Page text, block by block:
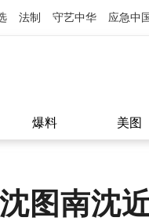
法制 守艺中华 应急中
爆料 美图
图南沈